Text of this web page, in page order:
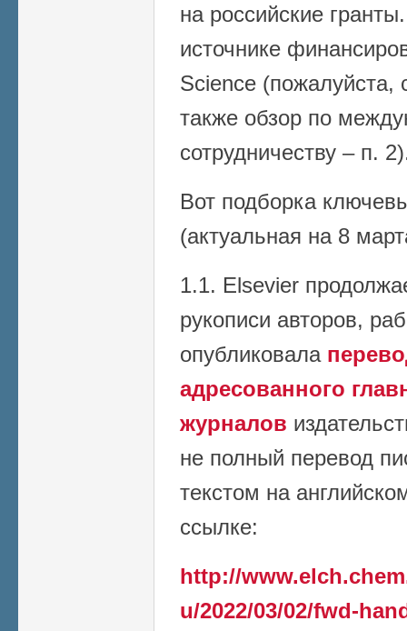
на российские
источнике
Science (пожалуйста,
также обзор по
сотрудничеству – п.
Вот подборка
(актуальная на 8
1.1. Elsevier
рукописи авторов,
опубликовала
адресованного
журналов
не полный перевод
текстом на
ссылке:
http://
u/2022/03/02/fwd-